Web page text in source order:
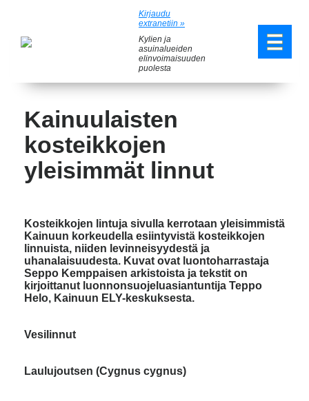
Kirjaudu
extranetiin »
Kylien ja
asuinalueiden
elinvoimaisuuden
puolesta
Kainuulaisten
kosteikkojen
yleisimmät linnut
Kosteikkojen lintuja sivulla kerrotaan yleisimmistä
Kainuun korkeudella esiintyvistä kosteikkojen
linnuista, niiden levinneisyydestä ja
uhanalaisuudesta. Kuvat ovat luontoharrastaja
Seppo Kemppaisen arkistoista ja tekstit on
kirjoittanut luonnonsuojeluasiantuntija Teppo
Helo, Kainuun ELY-keskuksesta.
Vesilinnut
Laulujoutsen (Cygnus cygnus)